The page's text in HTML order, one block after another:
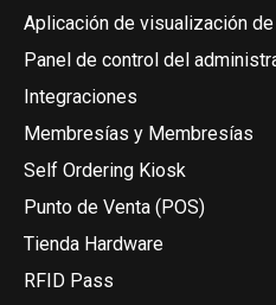
Aplicación de visualización
Panel de control del
Integraciones
Membresías y Membresías
Self Ordering Kiosk
Punto de Venta (POS)
Tienda Hardware
RFID Pass